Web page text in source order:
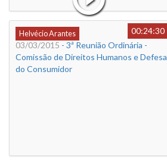
Helvécio Arantes
00:24:30
03/03/2015 - 3ª Reunião Ordinária -
Comissão de Direitos Humanos e Defesa
do Consumidor